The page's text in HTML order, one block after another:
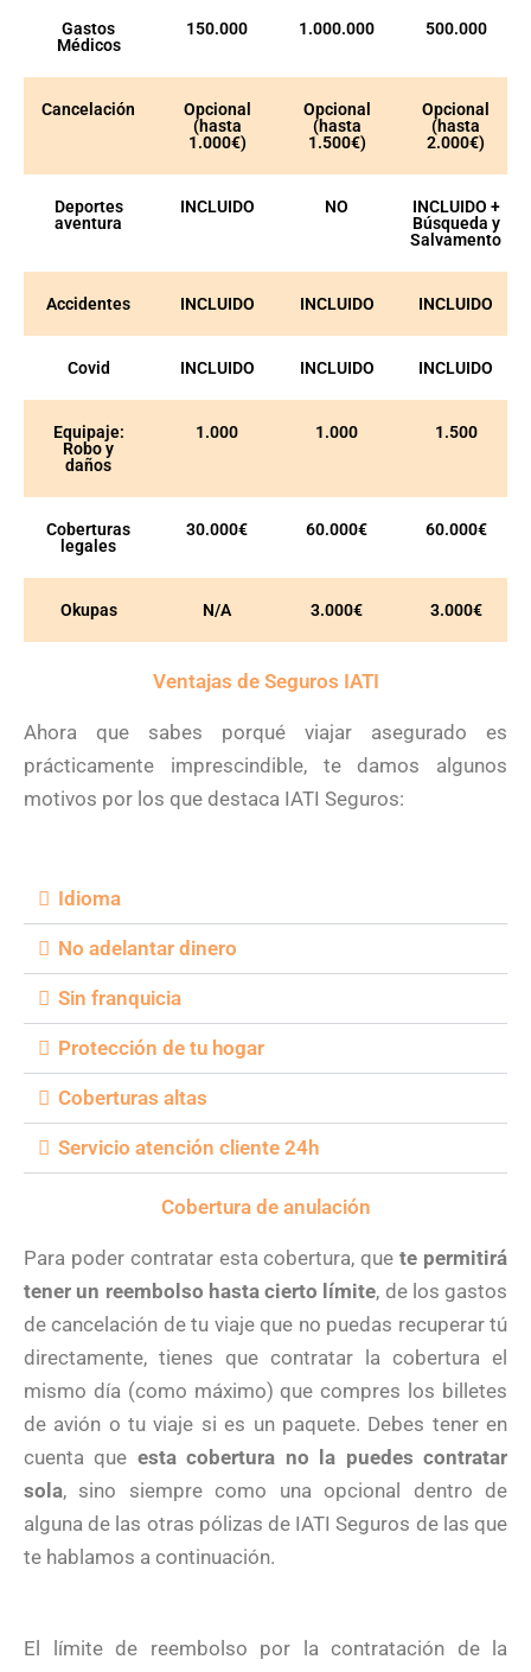
Gastos
Médicos
150.000 1.000.000 500.000
Cancelación
Opcional
(hasta
1.000€)
Opcional
(hasta
1.500€)
Opcional
(hasta
2.000€)
Deportes
aventura
INCLUIDO NO
INCLUIDO +
Búsqueda y
Salvamento
Accidentes INCLUIDO INCLUIDO INCLUIDO
Covid INCLUIDO INCLUIDO INCLUIDO
Equipaje:
Robo y
daños
1.000 1.000 1.500
Coberturas
legales
30.000€ 60.000€ 60.000€
Okupas N/A 3.000€ 3.000€
Ventajas de Seguros IATI
Ahora que sabes porqué viajar asegurado es
prácticamente imprescindible, te damos algunos
motivos por los que destaca IATI Seguros:
Idioma
No adelantar dinero
Sin franquicia
Protección de tu hogar
Coberturas altas
Servicio atención cliente 24h
Cobertura de anulación
Para poder contratar esta cobertura, quete permitirá
tener un reembolso hasta cierto límite, de los gastos
de cancelación de tu viaje que no puedas recuperar tú
directamente, tienes que contratar la cobertura el
mismo día (como máximo) que compres los billetes
de avión o tu viaje si es un paquete. Debes tener en
cuenta que esta cobertura no la puedes contratar
sola, sino siempre como una opcional dentro de
alguna de las otras pólizas de IATI Seguros de las que
te hablamos a continuación.
El límite de reembolso por la contratación de la